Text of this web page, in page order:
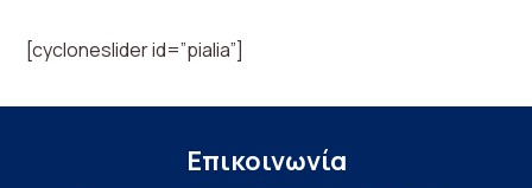
[cycloneslider id=”pialia”]
Επικοινωνία